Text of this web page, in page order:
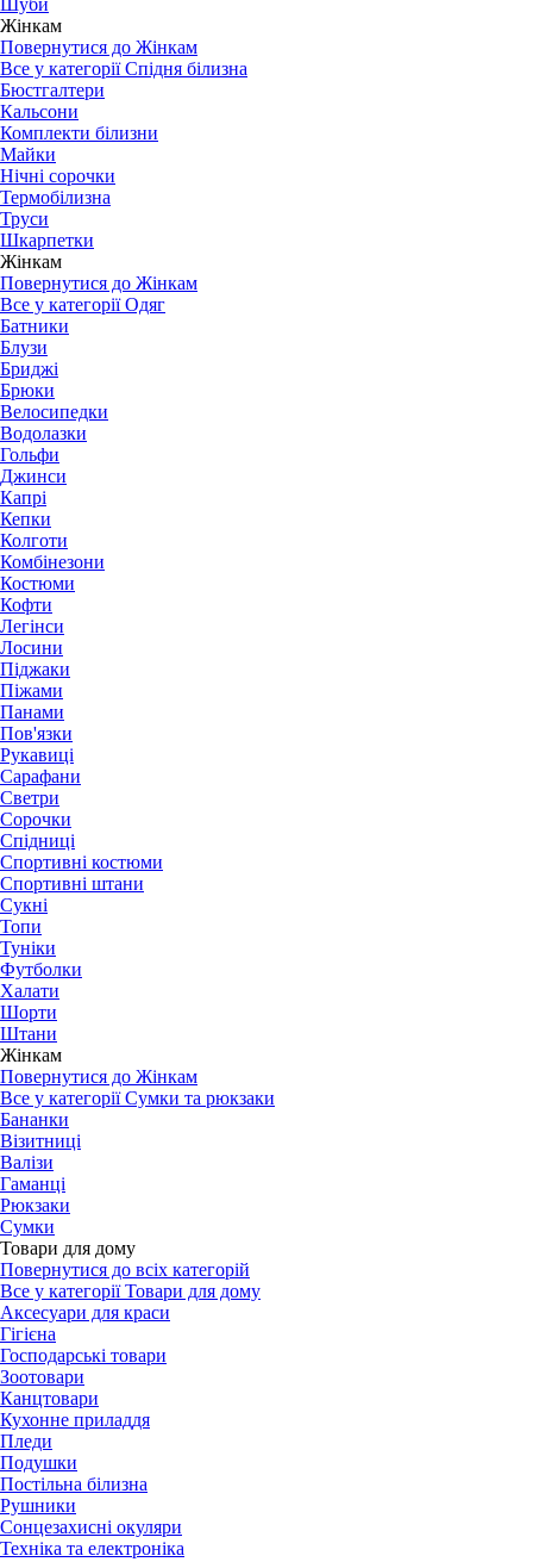
Шуби
Жінкам
Повернутися до Жінкам
Все у категорії Спідня білизна
Бюстгалтери
Кальсони
Комплекти білизни
Майки
Нічні сорочки
Термобілизна
Труси
Шкарпетки
Жінкам
Повернутися до Жінкам
Все у категорії Одяг
Батники
Блузи
Бриджі
Брюки
Велосипедки
Водолазки
Гольфи
Джинси
Капрі
Кепки
Колготи
Комбінезони
Костюми
Кофти
Легінси
Лосини
Піджаки
Піжами
Панами
Пов'язки
Рукавиці
Сарафани
Светри
Сорочки
Спідниці
Спортивні костюми
Спортивні штани
Сукні
Топи
Туніки
Футболки
Халати
Шорти
Штани
Жінкам
Повернутися до Жінкам
Все у категорії Сумки та рюкзаки
Бананки
Візитниці
Валізи
Гаманці
Рюкзаки
Сумки
Товари для дому
Повернутися до всіх категорій
Все у категорії Товари для дому
Аксесуари для краси
Гігієна
Господарські товари
Зоотовари
Канцтовари
Кухонне приладдя
Пледи
Подушки
Постільна білизна
Рушники
Сонцезахисні окуляри
Техніка та електроніка